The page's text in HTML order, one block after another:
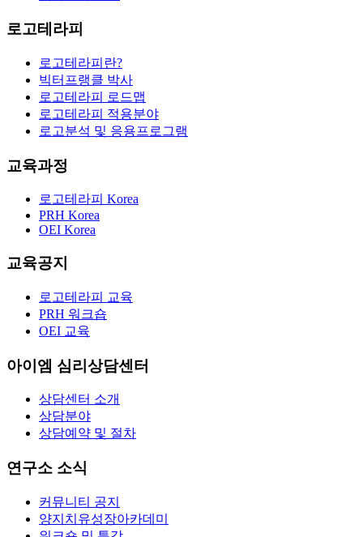
로고테라피
로고테라피란?
빅터프랭클 박사
로고테라피 로드맵
로고테라피 적용분야
로고분석 및 응용프로그램
교육과정
로고테라피 Korea
PRH Korea
OEI Korea
교육공지
로고테라피 교육
PRH 워크숍
OEI 교육
아이엠 심리상담센터
상담센터 소개
상담분야
상담예약 및 절차
연구소 소식
커뮤니티 공지
양지치유성장아카데미